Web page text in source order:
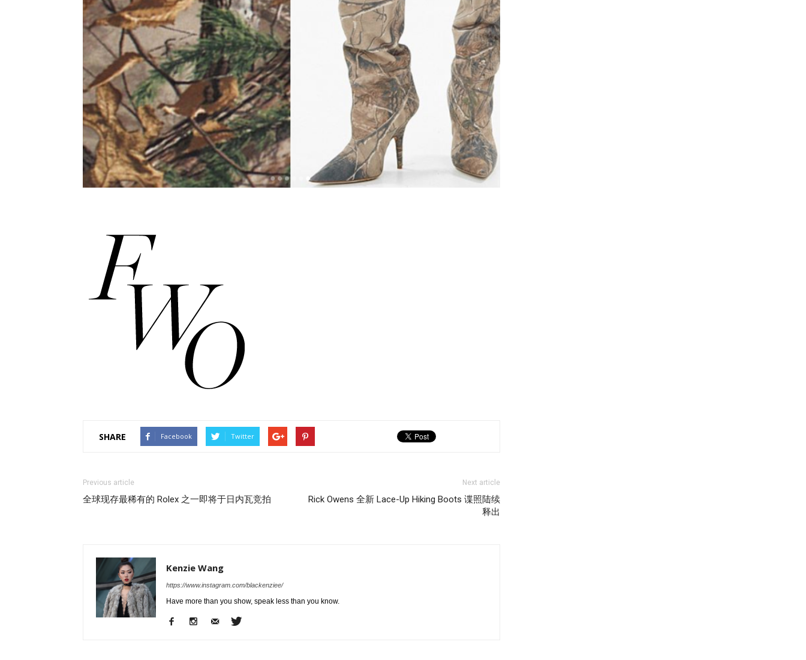
SHARE Facebook Twitter
Previous article
全球现存最稀有的 Rolex 之一即将于日内瓦竞拍
Next article
Rick Owens 全新 Lace-Up Hiking Boots 谍照陆续
释出
Kenzie Wang
https://www.instagram.com/blackenziee/
Have more than you show, speak less than you know.